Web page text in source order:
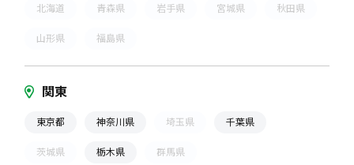
北海道 青森県 岩手県 宮城県 秋田県
山形県 福島県
関東
東京都 神奈川県 埼玉県 千葉県
茨城県 栃木県 群馬県